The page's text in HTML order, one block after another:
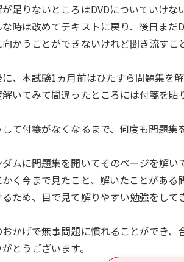
足りないところはDVDについていけな
な時は改めてテキストに戻り、後日まだ
かうことができないけれど聞き流すこ
、本試験1ヵ月前はひたすら問題集を
解いてみて間違ったところには付箋を
して付箋がなくなるまで、何度も問題集
ダムに問題集を開いてそのページを解い
かく今まで見たこと、解いたことがあ
ため、目で見て解りやすい勉強をして
おかげで無事問題に慣れることができ、
とうございます。